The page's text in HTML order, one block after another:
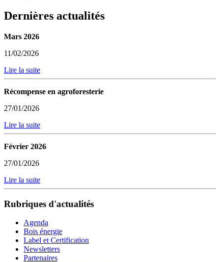
Dernières actualités
Mars 2026
11/02/2026
Lire la suite
Récompense en agroforesterie
27/01/2026
Lire la suite
Février 2026
27/01/2026
Lire la suite
Rubriques d'actualités
Agenda
Bois énergie
Label et Certification
Newsletters
Partenaires